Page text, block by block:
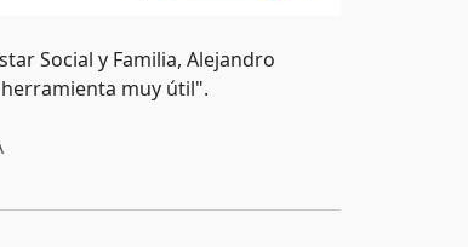
Social y Familia, Alejandro
muy útil".